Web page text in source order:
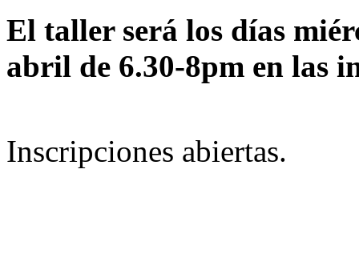
El taller será los días
abril de 6.30-8pm en las
Inscripciones abiertas.